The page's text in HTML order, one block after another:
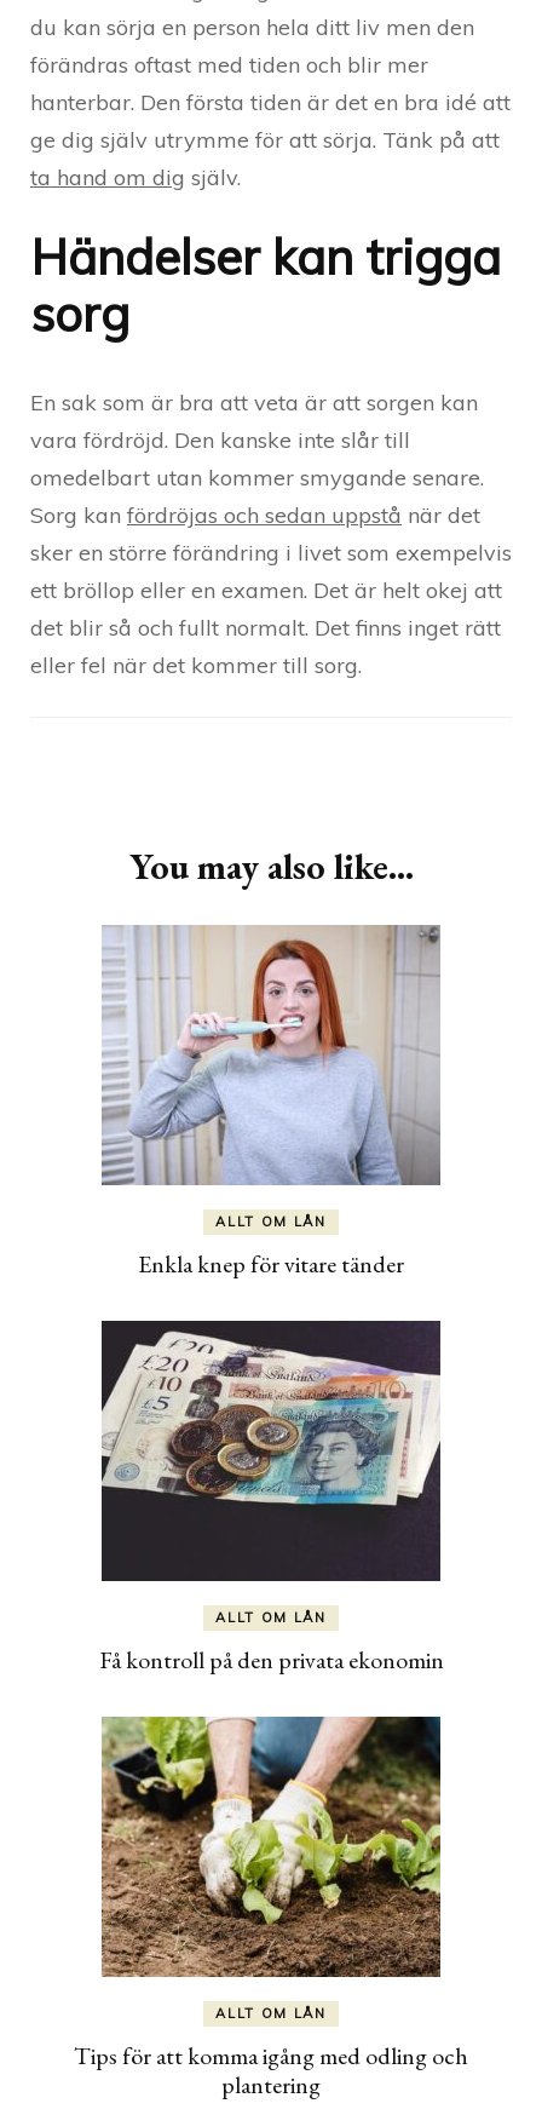
du kan sörja en person hela ditt liv men den
förändras oftast med tiden och blir mer
hanterbar. Den första tiden är det en bra idé att
ge dig själv utrymme för att sörja. Tänk på att
ta hand om dig själv.
Händelser kan trigga
sorg
En sak som är bra att veta är att sorgen kan
vara fördröjd. Den kanske inte slår till
omedelbart utan kommer smygande senare.
Sorg kan fördröjas och sedan uppstå när det
sker en större förändring i livet som exempelvis
ett bröllop eller en examen. Det är helt okej att
det blir så och fullt normalt. Det finns inget rätt
eller fel när det kommer till sorg.
You may also like...
ALLT OM LÅN
Enkla knep för vitare tänder
ALLT OM LÅN
Få kontroll på den privata ekonomin
ALLT OM LÅN
Tips för att komma igång med odling och
plantering